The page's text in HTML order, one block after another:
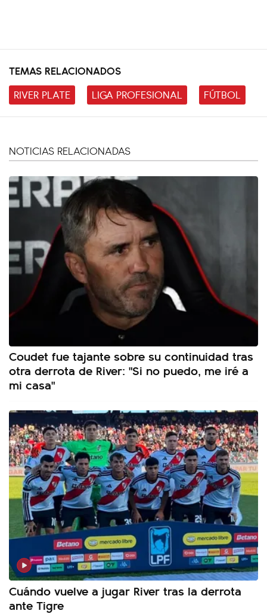
TEMAS RELACIONADOS
RIVER PLATE
LIGA PROFESIONAL FÚTBOL
NOTICIAS RELACIONADAS
Coudet fue tajante sobre su continuidad tras
otra derrota de River: "Si no puedo, me iré a
mi casa"
Cuándo vuelve a jugar River tras la derrota
ante Tigre